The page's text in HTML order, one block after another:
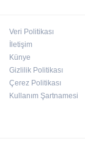
Veri Politikası
İletişim
Künye
Gizlilik Politikası
Çerez Politikası
Kullanım Şartnamesi